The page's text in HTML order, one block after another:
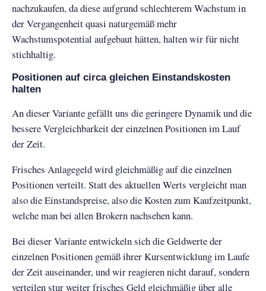
nachzukaufen, da diese aufgrund schlechterem Wachstum in
der Vergangenheit quasi naturgemäß mehr
Wachstumspotential aufgebaut hätten, halten wir für nicht
stichhaltig.
Positionen auf circa gleichen Einstandskosten
halten
An dieser Variante gefällt uns die geringere Dynamik und die
bessere Vergleichbarkeit der einzelnen Positionen im Lauf
der Zeit.
Frisches Anlagegeld wird gleichmäßig auf die einzelnen
Positionen verteilt. Statt des aktuellen Werts vergleicht man
also die Einstandspreise, also die Kosten zum Kaufzeitpunkt,
welche man bei allen Brokern nachsehen kann.
Bei dieser Variante entwickeln sich die Geldwerte der
einzelnen Positionen gemäß ihrer Kursentwicklung im Laufe
der Zeit auseinander, und wir reagieren nicht darauf, sondern
verteilen stur weiter frisches Geld gleichmäßig über alle